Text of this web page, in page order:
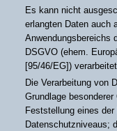
Es kann nicht
erlangten Daten auch
Anwendungsbereichs
DSGVO (ehem.
[95/46/EG])
Die Verarbeitung von
Grundlage
Feststellung eines
Datenschutzniveaus;